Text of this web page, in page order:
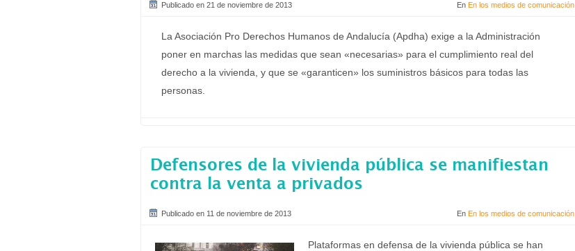
Publicado en 21 de noviembre de 2013 En En los medios de comunicación
La Asociación Pro Derechos Humanos de Andalucía (Apdha) exige a la Administración
poner en marchas las medidas que sean «necesarias» para el cumplimiento real del
derecho a la vivienda, y que se «garanticen» los suministros básicos para todas las
personas.
Defensores de la vivienda pública se manifiestan
contra la venta a privados
Publicado en 11 de noviembre de 2013 En En los medios de comunicación
Plataformas en defensa de la vivienda pública se han